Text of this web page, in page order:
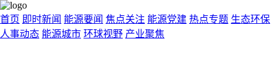
首页 即时新闻 能源要闻 焦点关注 能源党建 热点专题 生态环保
人事动态 能源城市 环球视野 产业聚焦